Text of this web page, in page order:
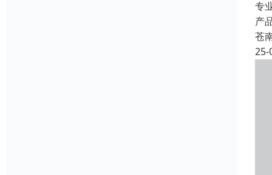
专
产
苍
25-